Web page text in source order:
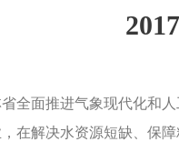
面推进气象现代化和人
在解决水资源短缺、保